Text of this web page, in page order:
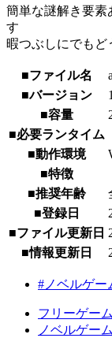
簡単な謎解き要素
す
暇つぶしにでもど
■ファイル名
■バージョン
■容量
■必要ランタイム
■動作環境
■特徴
■推奨年齢
■登録日
■ファイル更新日
■情報更新日
#ノベルゲー
フリーゲー
ノベルゲーム